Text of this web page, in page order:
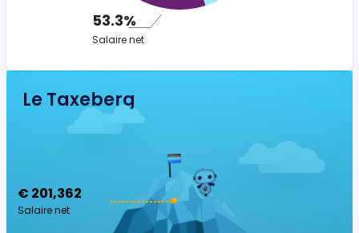
53.3%
Salaire net
Le Taxeberg
€ 201,362
Salaire net